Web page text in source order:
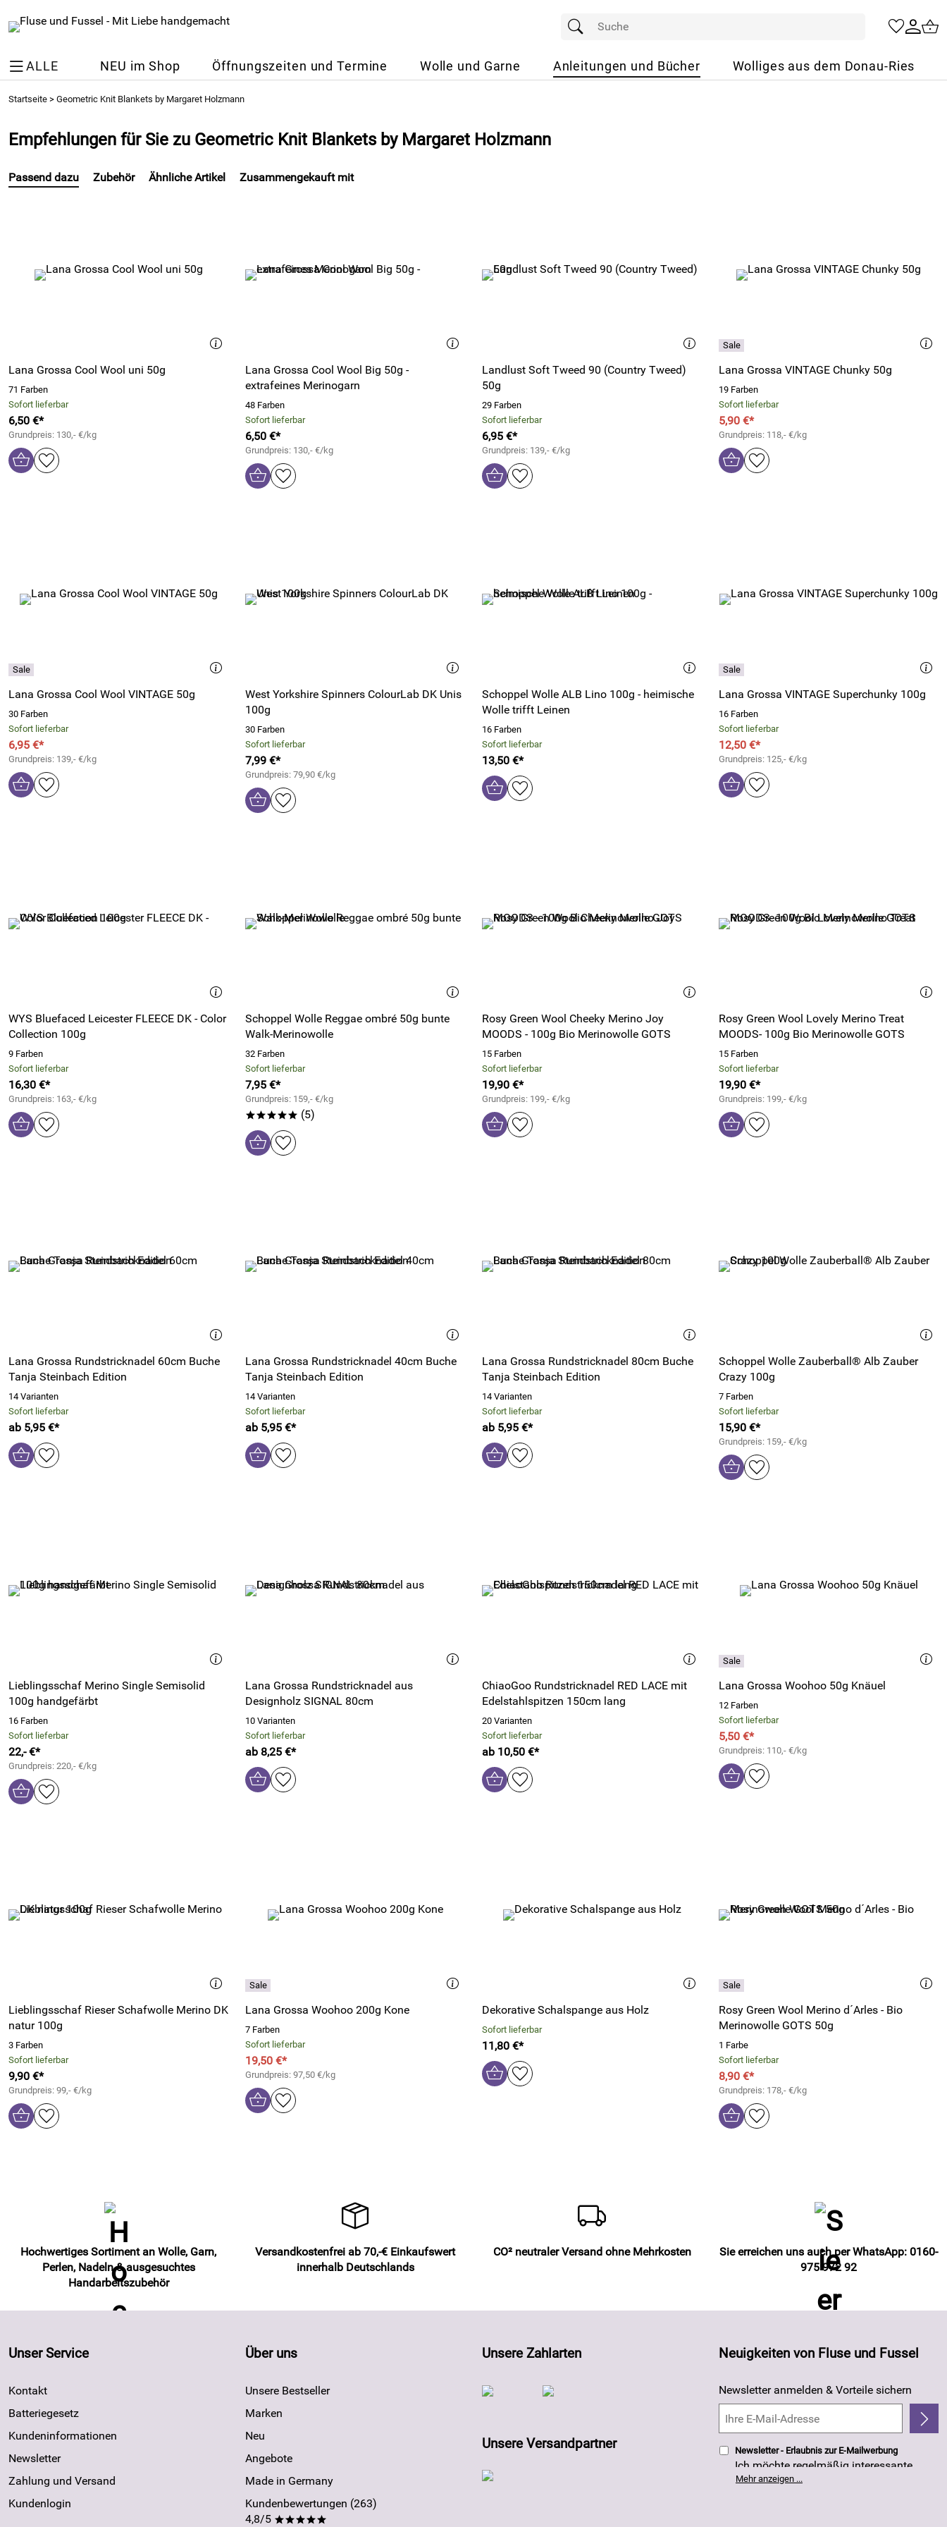
ALLE NEU im Shop Öffnungszeiten und Termine Wolle und Garne Anleitungen und Bücher Wolliges aus dem Donau-Ries
Startseite > Geometric Knit Blankets by Margaret Holzmann
Empfehlungen für Sie zu Geometric Knit Blankets by Margaret Holzmann
Passend dazu
Lana Grossa Cool Wool uni 50g
71 Farben
Sofort lieferbar
6,50 €*
Grundpreis: 130,- €/kg
Lana Grossa Cool Wool Big 50g -
extrafeines Merinogarn
48 Farben
Sofort lieferbar
6,50 €*
Grundpreis: 130,- €/kg
Landlust Soft Tweed 90 (Country Tweed)
50g
29 Farben
Sofort lieferbar
6,95 €*
Grundpreis: 139,- €/kg
Lana Grossa VINTAGE Chunky 50g
19 Farben
Sofort lieferbar
5,90 €*
Grundpreis: 118,- €/kg
Lana Grossa Cool Wool VINTAGE 50g
30 Farben
Sofort lieferbar
6,95 €*
Grundpreis: 139,- €/kg
West Yorkshire Spinners ColourLab DK Unis
100g
30 Farben
Sofort lieferbar
7,99 €*
Grundpreis: 79,90 €/kg
Schoppel Wolle ALB Lino 100g - heimische
Wolle trifft Leinen
16 Farben
Sofort lieferbar
13,50 €*
Lana Grossa VINTAGE Superchunky 100g
16 Farben
Sofort lieferbar
12,50 €*
Grundpreis: 125,- €/kg
WYS Bluefaced Leicester FLEECE DK - Color
Collection 100g
9 Farben
Sofort lieferbar
16,30 €*
Grundpreis: 163,- €/kg
Schoppel Wolle Reggae ombré 50g bunte
Walk-Merinowolle
32 Farben
Sofort lieferbar
7,95 €*
Grundpreis: 159,- €/kg
***** (5)
Rosy Green Wool Cheeky Merino Joy
MOODS - 100g Bio Merinowolle GOTS
15 Farben
Sofort lieferbar
19,90 €*
Grundpreis: 199,- €/kg
Rosy Green Wool Lovely Merino Treat
MOODS- 100g Bio Merinowolle GOTS
15 Farben
Sofort lieferbar
19,90 €*
Grundpreis: 199,- €/kg
Lana Grossa Rundstricknadel 60cm Buche
Tanja Steinbach Edition
14 Varianten
Sofort lieferbar
ab 5,95 €*
Lana Grossa Rundstricknadel 40cm Buche
Tanja Steinbach Edition
14 Varianten
Sofort lieferbar
ab 5,95 €*
Lana Grossa Rundstricknadel 80cm Buche
Tanja Steinbach Edition
14 Varianten
Sofort lieferbar
ab 5,95 €*
Schoppel Wolle Zauberball® Alb Zauber
Crazy 100g
7 Farben
Sofort lieferbar
15,90 €*
Grundpreis: 159,- €/kg
Lieblingsschaf Merino Single Semisolid
100g handgefärbt
16 Farben
Sofort lieferbar
22,- €*
Grundpreis: 220,- €/kg
Lana Grossa Rundstricknadel aus
Designholz SIGNAL 80cm
10 Varianten
Sofort lieferbar
ab 8,25 €*
ChiaoGoo Rundstricknadel RED LACE mit
Edelstahlspitzen 150cm lang
20 Varianten
Sofort lieferbar
ab 10,50 €*
Lana Grossa Woohoo 50g Knäuel
12 Farben
Sofort lieferbar
5,50 €*
Grundpreis: 110,- €/kg
Lieblingsschaf Rieser Schafwolle Merino DK
natur 100g
3 Farben
Sofort lieferbar
9,90 €*
Grundpreis: 99,- €/kg
Lana Grossa Woohoo 200g Kone
7 Farben
Sofort lieferbar
19,50 €*
Grundpreis: 97,50 €/kg
Dekorative Schalspange aus Holz
Sofort lieferbar
11,80 €*
Rosy Green Wool Merino d´Arles - Bio
Merinowolle GOTS 50g
1 Farbe
Sofort lieferbar
8,90 €*
Grundpreis: 178,- €/kg
Zubehör Ähnliche Artikel Zusammengekauft mit
Hochwertiges Sortiment an Wolle, Garn,
Perlen, Nadeln & ausgesuchtes
Handarbeitszubehör
Versandkostenfrei ab 70,-€ Einkaufswert
innerhalb Deutschlands
CO² neutraler Versand ohne Mehrkosten
Sie erreichen uns auch per WhatsApp: 0160-
975 972 92
Unser Service
Kontakt
Batteriegesetz
Kundeninformationen
Newsletter
Zahlung und Versand
Kundenlogin
Über uns
Unsere Bestseller
Marken
Neu
Angebote
Made in Germany
Kundenbewertungen (263)
4,8/5 *****
Unsere Zahlarten
Unsere Versandpartner
Neuigkeiten von Fluse und Fussel
Newsletter anmelden & Vorteile sichern
Newsletter - Erlaubnis zur E-Mailwerbung
Ich möchte regelmäßig interessante
Angebote per E-Mail erhalten. Meine E-
Mail-Adresse wird nicht an andere
Mehr anzeigen ...